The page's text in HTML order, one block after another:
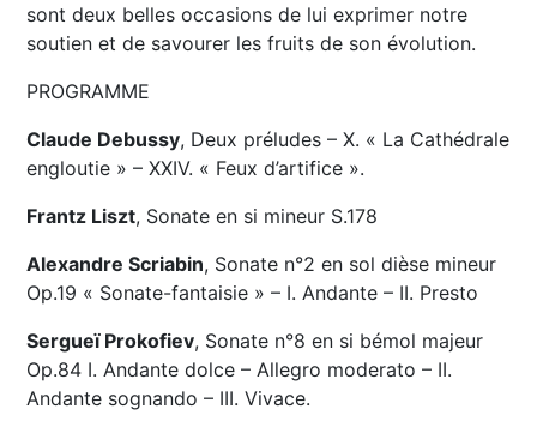
sont deux belles occasions de lui exprimer notre
soutien et de savourer les fruits de son évolution.
PROGRAMME
Claude Debussy, Deux préludes – X. « La Cathédrale
engloutie » – XXIV. « Feux d’artifice ».
Frantz Liszt, Sonate en si mineur S.178
Alexandre Scriabin, Sonate n°2 en sol dièse mineur
Op.19 « Sonate-fantaisie » – I. Andante – II. Presto
Sergueï Prokofiev, Sonate n°8 en si bémol majeur
Op.84 I. Andante dolce – Allegro moderato – II.
Andante sognando – III. Vivace.